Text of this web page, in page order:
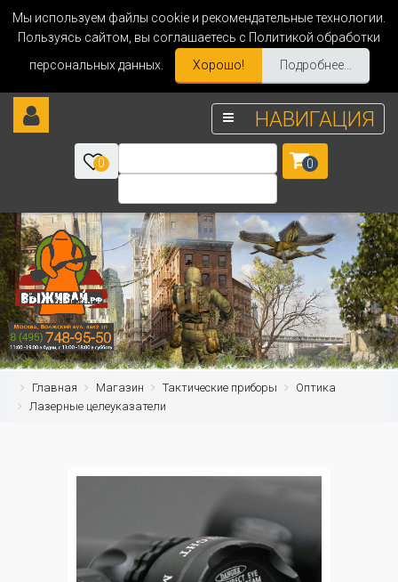
Мы используем файлы cookie и рекомендательные технологии.
Пользуясь сайтом, вы соглашаетесь с Политикой обработки
персональных данных.
Хорошо! Подробнее...
НАВИГАЦИЯ
0 0
Главная Магазин Тактические приборы
Оптика
Лазерные целеуказатели